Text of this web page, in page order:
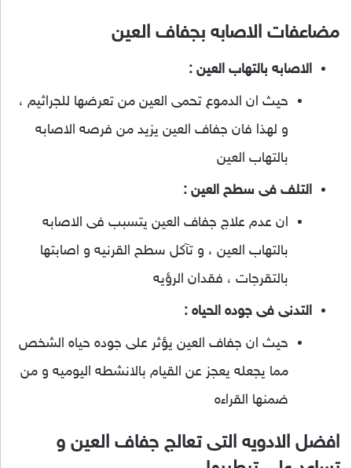
مضاعفات الاصابه بجفاف العين
الاصابه بالتهاب العين :
حيث ان الدموع تحمى العين من تعرضها للجراثيم ،
و لهذا فان جفاف العين يزيد من فرصه الاصابه
بالتهاب العين
التلف فى سطح العين :
ان عدم علاج جفاف العين يتسبب فى الاصابه
بالتهاب العين ، و تآكل سطح القرنيه و اصابتها
بالتقرجات ، فقدان الرؤيه
التدنى فى جوده الحياه :
حيث ان جفاف العين يؤثر على جوده حياه الشخص
مما يجعله يعجز عن القيام بالانشطه اليوميه و من
ضمنها القراءه
افضل الادويه التى تعالج جفاف العين و